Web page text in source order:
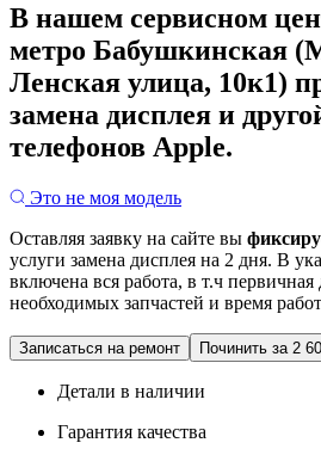
В нашем сервисном
метро Бабушкинская
Ленская улица, 10к1)
замена дисплея и
телефонов Apple.
Это не моя модель
Оставляя заявку на сайте вы
услуги замена дисплея на 2 дня. В
включена вся работа, в т.ч
необходимых запчастей и время
Записаться на ремонт Починить за 2
Детали в наличии
Гарантия качества